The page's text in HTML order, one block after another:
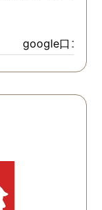
google口コミ